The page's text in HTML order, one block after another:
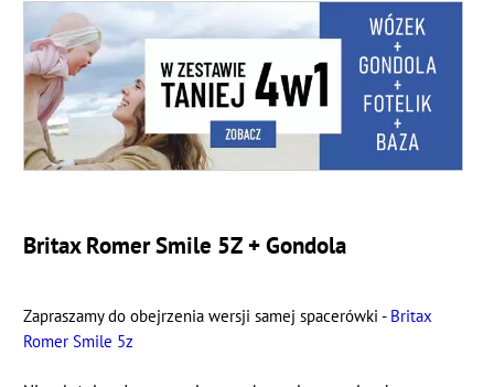
Britax Romer Smile 5Z + Gondola
Zapraszamy do obejrzenia wersji samej spacerówki - Britax
Romer Smile 5z